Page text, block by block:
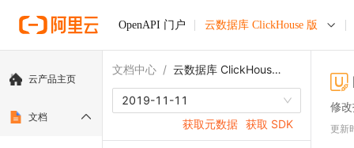
OpenAPI 门户 云数据库 ClickHouse 版
云产品主页
文档
文档中心 / 云数据库 ClickHouse 版
2019-11-11
获取元数据 获取 SDK
修
更新